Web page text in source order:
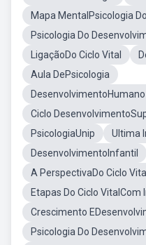
Mapa MentalPsicologia
Psicologia Do
LigaçãoDo Ciclo Vital
Aula DePsicologia
Ciclo
PsicologiaUnip
Ultima
DesenvolvimentoInfantil
A PerspectivaDo Ciclo Vital
Etapas Do Ciclo VitalCom
Crescimento
Psicologia Do